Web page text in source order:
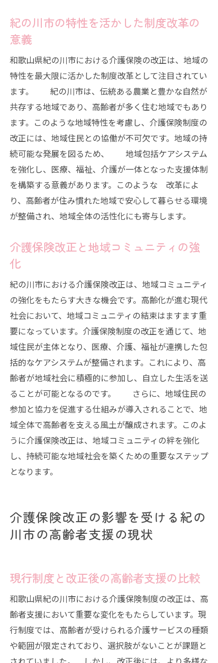
紀の川市の特性を活かした制度改革の
意義
和歌山県紀の川市における介護保険の改正は、地域の
特性を最大限に活かした制度改革として注目されてい
ます。 紀の川市は、伝統ある農業と豊かな自然が
共存する地域であり、高齢者が多く住む地域でもあり
ます。このような地域特性を考慮し、介護保険制度の
改正には、地域住民との協働が不可欠です。地域の持
続可能な発展を図るため、 地域包括ケアシステム
を強化し、医療、福祉、介護が一体となった支援体制
を構築する意義があります。このような 改革によ
り、高齢者が住み慣れた地域で安心して暮らせる環境
が整備され、地域全体の活性化にも寄与します。
介護保険改正と地域コミュニティの強
化
紀の川市における介護保険改正は、地域コミュニティ
の強化をもたらす大きな機会です。高齢化が進む現代
社会において、地域コミュニティの結束はますます重
要になっています。介護保険制度の改正を通じて、地
域住民が主体となり、医療、介護、福祉が連携した包
括的なケアシステムが整備されます。これにより、高
齢者が地域社会に積極的に参加し、自立した生活を送
ることが可能となるのです。 さらに、地域住民の
参加と協力を促進する仕組みが導入されることで、地
域全体で高齢者を支える風土が醸成されます。このよ
うに介護保険改正は、地域コミュニティの絆を強化
し、持続可能な地域社会を築くための重要なステップ
となります。
介護保険改正の影響を受ける紀の
川市の高齢者支援の現状
現行制度と改正後の高齢者支援の比較
和歌山県紀の川市における介護保険制度の改正は、高
齢者支援において重要な変化をもたらしています。現
行制度では、高齢者が受けられる介護サービスの種類
や範囲が限定されており、選択肢がないことが課題と